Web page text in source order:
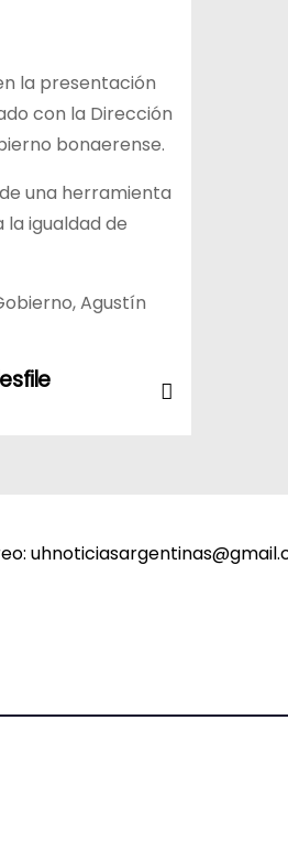
la presentación
con la Dirección
bonaerense.
una herramienta
igualdad de
Agustín